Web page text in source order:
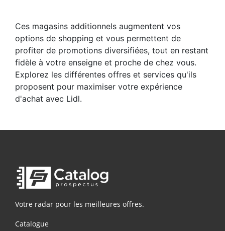
Ces magasins additionnels augmentent vos
options de shopping et vous permettent de
profiter de promotions diversifiées, tout en restant
fidèle à votre enseigne et proche de chez vous.
Explorez les différentes offres et services qu'ils
proposent pour maximiser votre expérience
d'achat avec Lidl.
Votre radar pour les meilleures offres.
Catalogue